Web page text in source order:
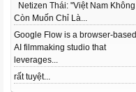
Netizen Thái: "Việt Nam Không
Còn Muốn Chỉ Là...
Google Flow is a browser-based
AI filmmaking studio that
leverages...
rất tuyệt...